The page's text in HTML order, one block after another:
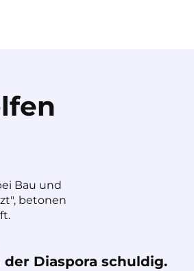
Bau und
betonen
Diaspora schuldig.